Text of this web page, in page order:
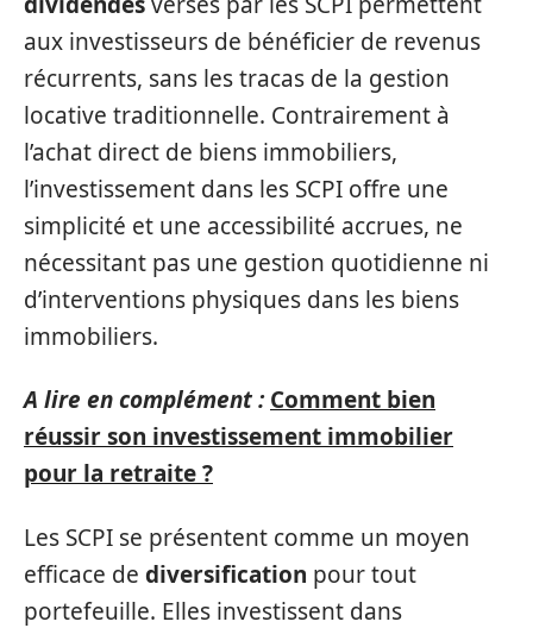
aux investisseurs de bénéficier de revenus
récurrents, sans les tracas de la gestion
locative traditionnelle. Contrairement à
l’achat direct de biens immobiliers,
l’investissement dans les SCPI offre une
simplicité et une accessibilité accrues, ne
nécessitant pas une gestion quotidienne ni
d’interventions physiques dans les biens
immobiliers.
A lire en complément : Comment bien
réussir son investissement immobilier
pour la retraite ?
Les SCPI se présentent comme un moyen
efficace de diversification pour tout
portefeuille. Elles investissent dans